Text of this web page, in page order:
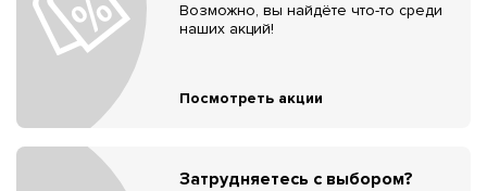
Возможно, вы найдёте что-то среди
наших акций!
Посмотреть акции
Затрудняетесь с выбором?